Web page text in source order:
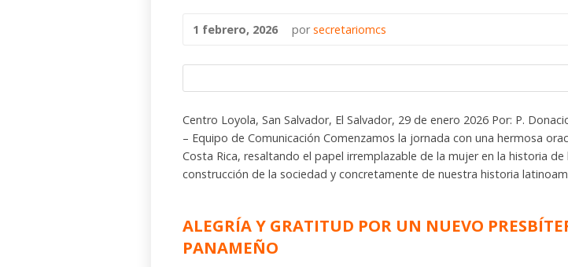
1 febrero, 2026 porsecretariomcs
Centro Loyola, San Salvador, El Salvador, 29 de enero 2026 Por: P.
– Equipo de Comunicación Comenzamos la jornada con una hermosa
Costa Rica, resaltando el papel irremplazable de la mujer en la historia de
construcción de la sociedad y concretamente de nuestra historia
ALEGRÍA Y GRATITUD POR UN NUEVO
PANAMEÑO